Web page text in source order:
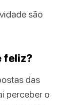
são
feliz?
das
perceber o